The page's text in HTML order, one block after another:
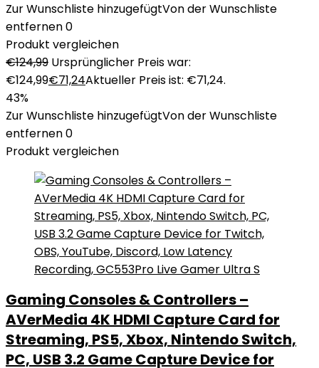
Zur Wunschliste hinzugefügtVon der Wunschliste
entfernen0
Produkt vergleichen
€124,99 Ursprünglicher Preis war:
€124,99€71,24Aktueller Preis ist: €71,24.
43%
Zur Wunschliste hinzugefügtVon der Wunschliste
entfernen0
Produkt vergleichen
Gaming Consoles & Controllers –
AVerMedia 4K HDMI Capture Card for
Streaming, PS5, Xbox, Nintendo Switch,
PC, USB 3.2 Game Capture Device for